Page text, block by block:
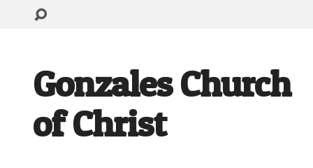
Gonzales Church
of Christ